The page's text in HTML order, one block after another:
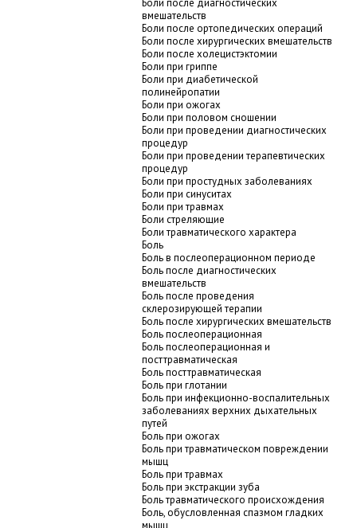
Боли после диагностических
вмешательств
Боли после ортопедических операций
Боли после хирургических вмешательств
Боли после холецистэктомии
Боли при гриппе
Боли при диабетической
полинейропатии
Боли при ожогах
Боли при половом сношении
Боли при проведении диагностических
процедур
Боли при проведении терапевтических
процедур
Боли при простудных заболеваниях
Боли при синуситах
Боли при травмах
Боли стреляющие
Боли травматического характера
Боль
Боль в послеоперационном периоде
Боль после диагностических
вмешательств
Боль после проведения
склерозирующей терапии
Боль после хирургических вмешательств
Боль послеоперационная
Боль послеоперационная и
посттравматическая
Боль посттравматическая
Боль при глотании
Боль при инфекционно-воспалительных
заболеваниях верхних дыхательных
путей
Боль при ожогах
Боль при травматическом повреждении
мышц
Боль при травмах
Боль при экстракции зуба
Боль травматического происхождения
Боль, обусловленная спазмом гладких
мышц